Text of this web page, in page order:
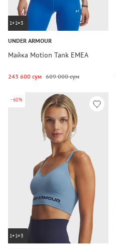
1+1=3
UNDER ARMOUR
Майка Motion Tank EMEA
243 600 сум 609 000 сум
-60%
1+1=3